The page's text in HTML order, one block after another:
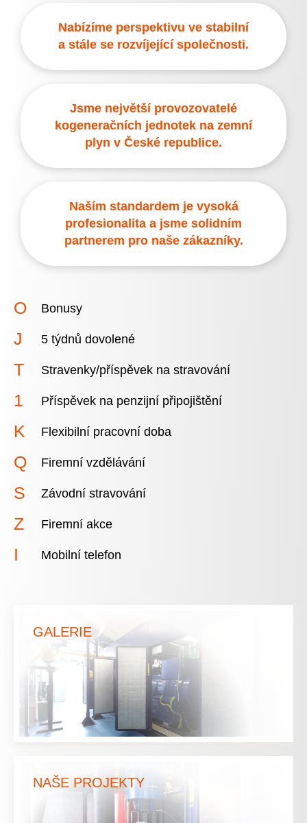
Nabízíme perspektivu ve stabilní
a stále se rozvíjející společnosti.
Jsme největší provozovatelé
kogeneračních jednotek na zemní
plyn v České republice.
Naším standardem je vysoká
profesionalita a jsme solidním
partnerem pro naše zákazníky.
Bonusy
5 týdnů dovolené
Stravenky/příspěvek na stravování
Příspěvek na penzijní připojištění
Flexibilní pracovní doba
Firemní vzdělávání
Závodní stravování
Firemní akce
Mobilní telefon
GALERIE
NAŠE PROJEKTY